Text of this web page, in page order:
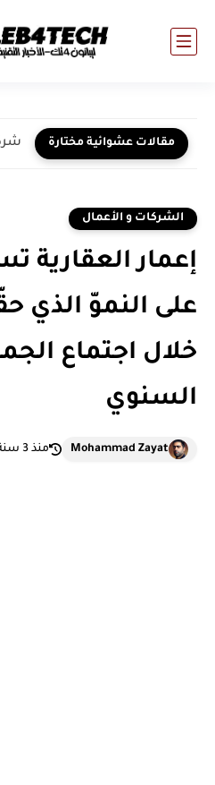
مقالات عشوائية مختارة
الشركات و الأعمال
إعمار العقارية
على النموّ الذي
خلال اجتماع
السنوي
Mohammad Zayat منذ 3 سنة